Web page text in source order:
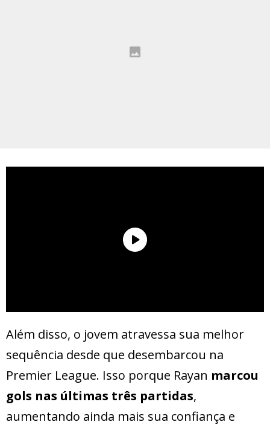
Além disso, o jovem atravessa sua melhor
sequência desde que desembarcou na
Premier League. Isso porque Rayan marcou
gols nas últimas três partidas,
aumentando ainda mais sua confiança e